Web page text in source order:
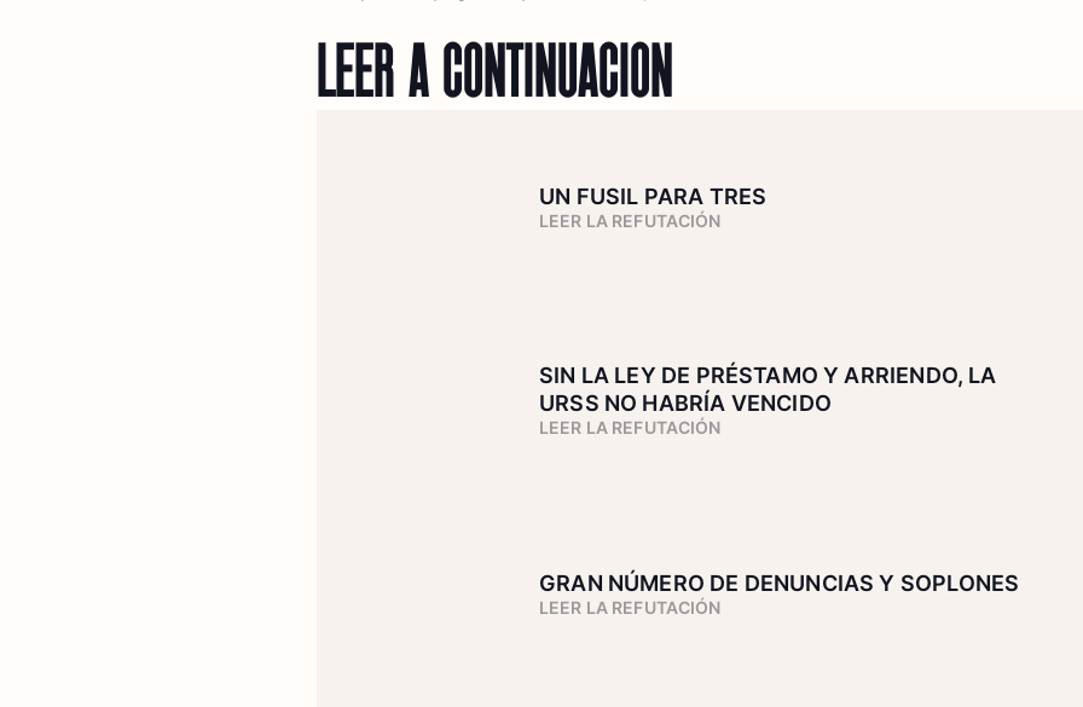
LEER A CONTINUACIÓN
UN FUSIL PARA TRES
LEER LA REFUTACIÓN
SIN LA LEY DE PRÉSTAMO Y ARRIENDO, LA
URSS NO HABRÍA VENCIDO
LEER LA REFUTACIÓN
GRAN NÚMERO DE DENUNCIAS Y SOPLONES
LEER LA REFUTACIÓN